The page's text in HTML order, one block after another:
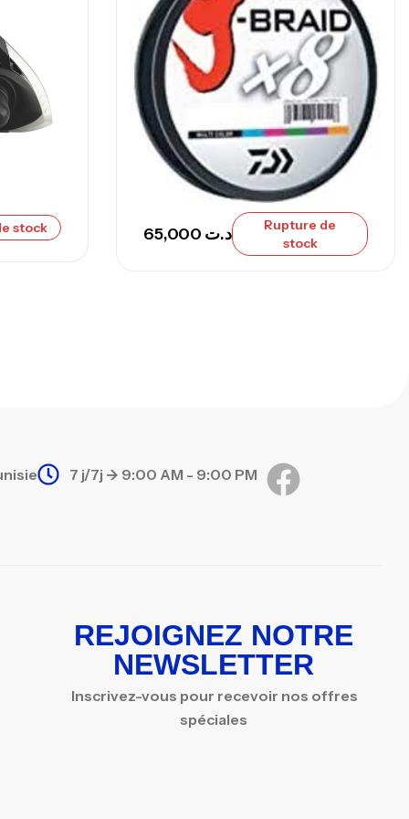
Sunset Secret Cove 450 Cm 100
G
,Surfcasting
د.ت768,000
Sunset Secret Cove 420 Cm 100
G
,Surfcasting
stock د.ت
Rupture de
stock
7 j/7j -> 9:00 AM - 9:00 PM
REJOIGNEZ NOTRE
NEWSLETTER
Inscrivez-vous pour recevoir nos offres
spéciales